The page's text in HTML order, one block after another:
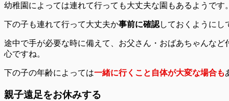
幼稚園によっては連れて行っても大丈夫な園もあるようです
下の子も連れて行って大丈夫か事前に確認しておくようにし
途中で手が必要な時に備えて、お父さん・おばあちゃんなど
心ですね。
下の子の年齢によっては一緒に行くこと自体が大変な場合も
親子遠足をお休みする